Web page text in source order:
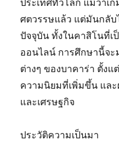
ศตวรรษแล้ว แต่มันกลั
ปัจจุบัน ทั้งในคาสิโนที่
ออนไลน์ การศึกษานี้จะ
ต่างๆ ของบาคาร่า ตั้งแ
ความนิยมที่เพิ่มขึ้น แล
และเศรษฐกิจ
ประวัติความเป็นมา